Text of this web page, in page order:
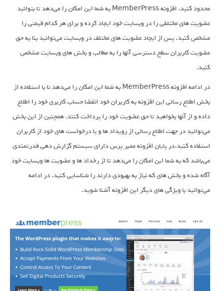
محدود کنید. افزونه MemberPress به شما این امکان را می‌دهد تا بتوانید
عضویت های مختلفی را در وبسایت خود ایجاد کرده و برای هر کدام قیمتی را
مشخص کنید. پس از ایجاد عضویت های مختلف در وبسایت می‌توانید بنا به حق
عضویت کاربران سطح دسترسی آنها را به مطالب و بخش های وبسایت مشخص
کنید.
در ادامه افزونه MemberPress به شما این امکان را می‌دهد تا با استفاده از
بخش اطلاع رسانی این افزونه به کاربران خود انقضا حساب کاربری خود را اطلاع
داده و از آنها بخواهید تا حق عضویت خود را پرداخت کنند. همچنین از این بخش
می‌توانید در جهت اطلاع رسانی از رویداد ها و یا درخواست های خود از کاربران
استفاده کنید.در پایان افزونه ممبر پرس دارای سیستم گزارش دهی قدرتمندی
می‌باشد که به شما این امکان را می‌دهد تا از رخداد ها و عضویت ها وبسایت خود
آگاه شده و بخش های که نیاز به بهبودی دارند را شناسایی کنید. در ادامه
می‌توانید با ویژگی های دیگر این افزونه آشنا شوید.